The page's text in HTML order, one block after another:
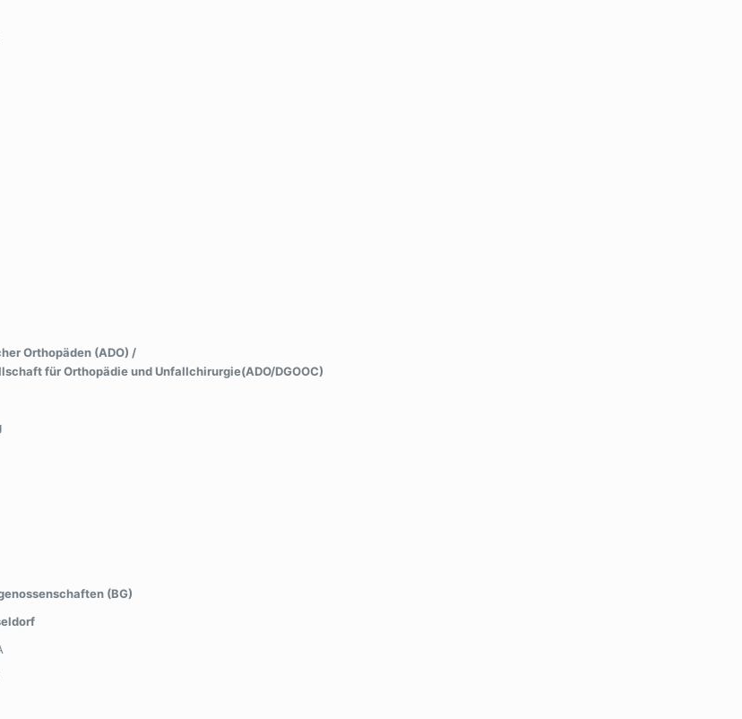
Orthopäden (ADO) /
für Orthopädie und Unfallchirurgie(ADO/DGOOC)
(BG)